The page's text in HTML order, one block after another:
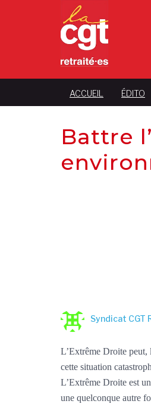
ACCUEIL ÉDITO
Battre
Syndicat CGT
L’Extrême Droite peut,
cette situation
L’Extrême Droite est
une quelconque autre